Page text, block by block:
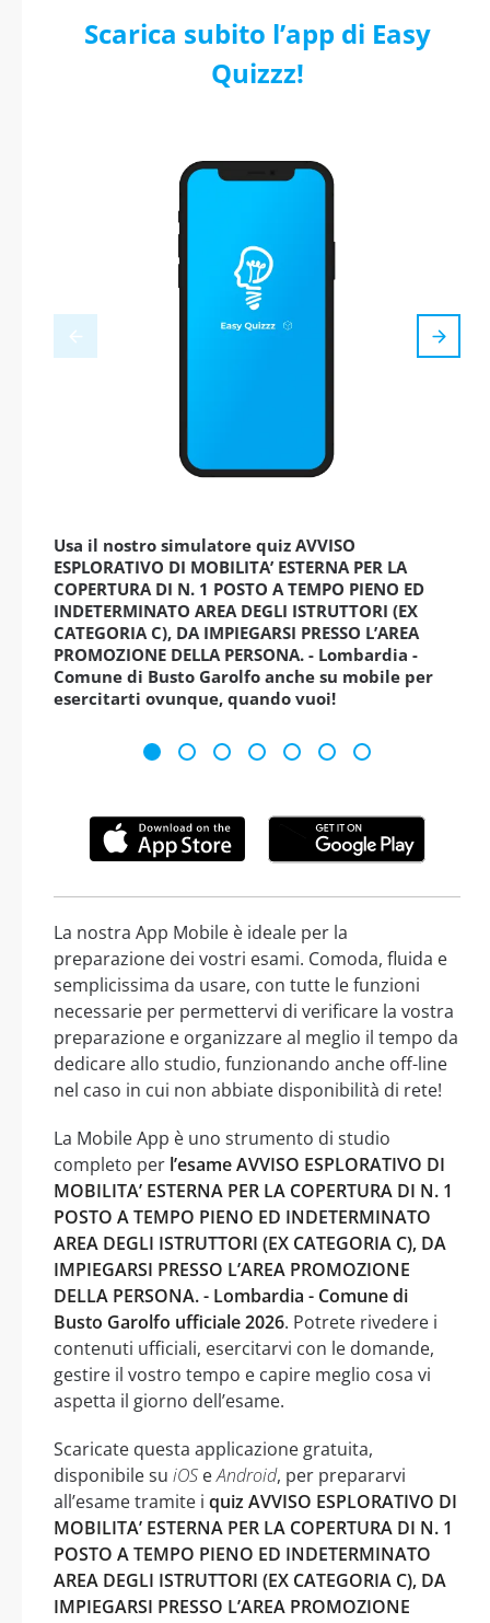
Scarica subito l’app di Easy
Quizzz!
Usa il nostro simulatore quiz AVVISO
ESPLORATIVO DI MOBILITA’ ESTERNA PER LA
COPERTURA DI N. 1 POSTO A TEMPO PIENO ED
INDETERMINATO AREA DEGLI ISTRUTTORI (EX
CATEGORIA C), DA IMPIEGARSI PRESSO L’AREA
PROMOZIONE DELLA PERSONA. - Lombardia -
Comune di Busto Garolfo anche su mobile per
esercitarti ovunque, quando vuoi!
La nostra App Mobile è ideale per la
preparazione dei vostri esami. Comoda, fluida e
semplicissima da usare, con tutte le funzioni
necessarie per permettervi di verificare la vostra
preparazione e organizzare al meglio il tempo da
dedicare allo studio, funzionando anche off-line
nel caso in cui non abbiate disponibilità di rete!
La Mobile App è uno strumento di studio
completo per l’esame AVVISO ESPLORATIVO DI
MOBILITA’ ESTERNA PER LA COPERTURA DI N. 1
POSTO A TEMPO PIENO ED INDETERMINATO
AREA DEGLI ISTRUTTORI (EX CATEGORIA C), DA
IMPIEGARSI PRESSO L’AREA PROMOZIONE
DELLA PERSONA. - Lombardia - Comune di
Busto Garolfo ufficiale 2026. Potrete rivedere i
contenuti ufficiali, esercitarvi con le domande,
gestire il vostro tempo e capire meglio cosa vi
aspetta il giorno dell’esame.
Scaricate questa applicazione gratuita,
disponibile su iOS eAndroid, per prepararvi
all’esame tramite i quiz AVVISO ESPLORATIVO DI
MOBILITA’ ESTERNA PER LA COPERTURA DI N. 1
POSTO A TEMPO PIENO ED INDETERMINATO
AREA DEGLI ISTRUTTORI (EX CATEGORIA C), DA
IMPIEGARSI PRESSO L’AREA PROMOZIONE